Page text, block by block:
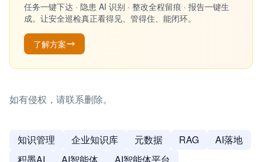
任务一键下达 · 隐患 AI 识别 · 整改全程留痕 · 报告一键生
成。让安全巡检真正看得见、管得住、能闭环。
了解方案
如有侵权，请联系删除。
知识管理 企业知识库 元数据 RAG
AI落地